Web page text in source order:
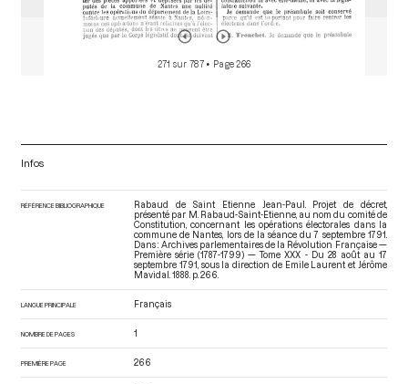
271 sur 787 • Page 266
Infos
RÉFÉRENCE BIBLIOGRAPHIQUE
Rabaud de Saint Etienne Jean-Paul. Projet de décret,
présenté par M. Rabaud-Saint-Etienne, au nom du comité de
Constitution, concernant les opérations électorales dans la
commune de Nantes, lors de la séance du 7 septembre 1791.
Dans : Archives parlementaires de la Révolution Française —
Première série (1787-1799) — Tome XXX - Du 28 août au 17
septembre 1791 , sous la direction de Emile Laurent et Jérôme
Mavidal. 1888. p. 266.
LANGUE PRINCIPALE Français
NOMBRE DE PAGES 1
PREMIÈRE PAGE 266